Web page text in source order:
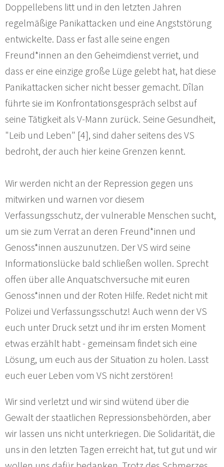
Doppellebens litt und in den letzten Jahren
regelmäßige Panikattacken und eine Angststörung
entwickelte. Dass er fast alle seine engen
Freund*innen an den Geheimdienst verriet, und
dass er eine einzige große Lüge gelebt hat, hat diese
Panikattacken sicher nicht besser gemacht. Dîlan
führte sie im Konfrontationsgespräch selbst auf
seine Tätigkeit als V-Mann zurück. Seine Gesundheit,
"Leib und Leben" [4], sind daher seitens des VS
bedroht, der auch hier keine Grenzen kennt.
Wir werden nicht an der Repression gegen uns
mitwirken und warnen vor diesem
Verfassungsschutz, der vulnerable Menschen sucht,
um sie zum Verrat an deren Freund*innen und
Genoss*innen auszunutzen. Der VS wird seine
Informationslücke bald schließen wollen. Sprecht
offen über alle Anquatschversuche mit euren
Genoss*innen und der Roten Hilfe. Redet nicht mit
Polizei und Verfassungsschutz! Auch wenn der VS
euch unter Druck setzt und ihr im ersten Moment
etwas erzählt habt - gemeinsam findet sich eine
Lösung, um euch aus der Situation zu holen. Lasst
euch euer Leben vom VS nicht zerstören!
Wir sind verletzt und wir sind wütend über die
Gewalt der staatlichen Repressionsbehörden, aber
wir lassen uns nicht unterkriegen. Die Solidarität, die
uns in den letzten Tagen erreicht hat, tut gut und wir